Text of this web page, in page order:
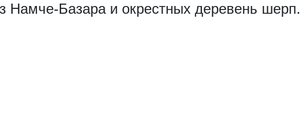
Намче-Базара и окрестных деревень шерп.